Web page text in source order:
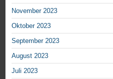
November 2023
Oktober 2023
September 2023
August 2023
Juli 2023